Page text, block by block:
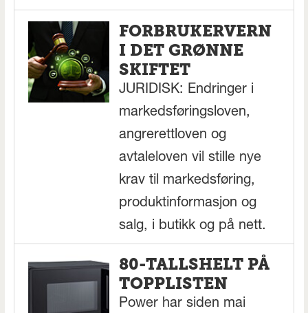
FORBRUKERVERN
I DET GRØNNE
SKIFTET
JURIDISK: Endringer i
markedsføringsloven,
angrerettloven og
avtaleloven vil stille nye
krav til markedsføring,
produktinformasjon og
salg, i butikk og på nett.
80-TALLSHELT PÅ
TOPPLISTEN
Power har siden mai